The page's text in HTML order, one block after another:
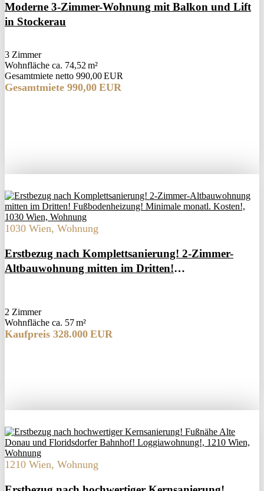
Moderne 3-Zimmer-Wohnung mit Balkon und Lift
in Stockerau
3 Zimmer
Wohnfläche ca. 74,52 m²
Gesamtmiete netto 990,00 EUR
Gesamtmiete 990,00 EUR
1030 Wien, Wohnung
Erstbezug nach Komplettsanierung! 2-Zimmer-
Altbauwohnung mitten im Dritten!
2 Zimmer
Wohnfläche ca. 57 m²
Kaufpreis 328.000 EUR
1210 Wien, Wohnung